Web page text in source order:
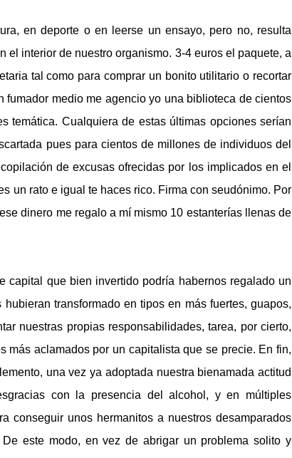
en deporte o en leerse un ensayo, pero no, resulta
el interior de nuestro organismo. 3-4 euros el paquete, a
tal como para comprar un bonito utilitario o recortar
medio me agencio yo una biblioteca de cientos
temática. Cualquiera de estas últimas opciones serían
pues para cientos de millones de individuos del
de excusas ofrecidas por los implicados en el
un rato e igual te haces rico. Firma con seudónimo. Por
dinero me regalo a mí mismo 10 estanterías llenas de
capital que bien invertido podría habernos regalado un
transformado en tipos en más fuertes, guapos,
nuestras propias responsabilidades, tarea, por cierto,
más aclamados por un capitalista que se precie. En fin,
una vez ya adoptada nuestra bienamada actitud
con la presencia del alcohol, y en múltiples
conseguir unos hermanitos a nuestros desamparados
este modo, en vez de abrigar un problema solito y